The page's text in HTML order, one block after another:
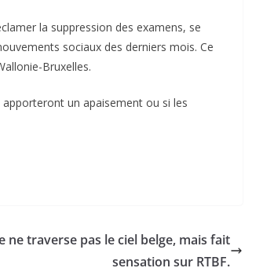
la suppression des examens, se
sociaux des derniers mois. Ce
Bruxelles.
un apaisement ou si les
ne traverse pas le ciel belge, mais fait
sensation sur RTBF.